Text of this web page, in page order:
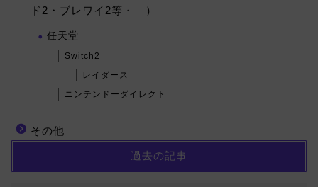
ド2・ブレワイ2等・ ）
任天堂
Switch2
レイダース
ニンテンドーダイレクト
その他
過去の記事